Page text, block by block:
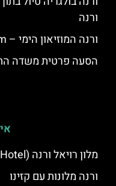
ורנה
ורנה המוזיאון הימי – Naval Museum
הסעה פרטית משדה
מלון רויאל ורנה (Royal Hotel) – סקירה
ורנה מלונות עם קזינו